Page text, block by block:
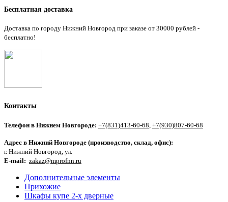
Бесплатная доставка
Доставка по городу Нижний Новгород при заказе от 30000 рублей -
бесплатно!
Контакты
Телефон в Нижнем Новгороде: +7(831)413-60-68 +7(930)807-60-68
Адрес в Нижний Новгороде (производство, склад, офис):
г. Нижний Новгород, ул.
E-mail: zakaz@mprofnn.ru
Дополнительные элементы
Прихожие
Шкафы купе 2-х дверные